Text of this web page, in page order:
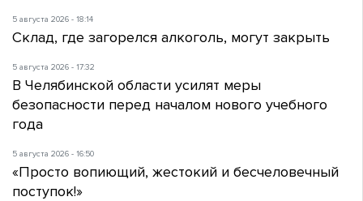
5 августа 2026 - 18:14
Склад, где загорелся алкоголь, могут закрыть
5 августа 2026 - 17:32
В Челябинской области усилят меры
безопасности перед началом нового учебного
года
5 августа 2026 - 16:50
«Просто вопиющий, жестокий и бесчеловечный
поступок!»